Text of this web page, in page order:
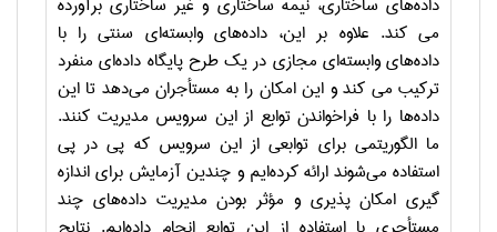
می کند. علاوه بر این، داده‌های وابسته‌ای سنتی را با
داده‌های وابسته‌ای مجازی در یک طرح پایگاه داده‌ای منفرد
ترکیب می کند و این امکان را به مستأجران می‌دهد تا این
داده‌ها را با فراخواندن توابع از این سرویس مدیریت کنند.
ما الگوریتمی برای توابعی از این سرویس که پی در پی
استفاده می‌شوند ارائه کرده‌ایم و چندین آزمایش برای اندازه
گیری امکان پذیری و مؤثر بودن مدیریت داده‌های چند